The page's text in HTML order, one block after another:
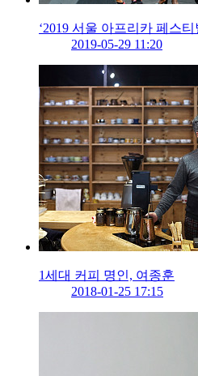
‘2019 서울 아프리카 페스티
2019-05-29 11:20
1세대 커피 명인, 여종훈
2018-01-25 17:15